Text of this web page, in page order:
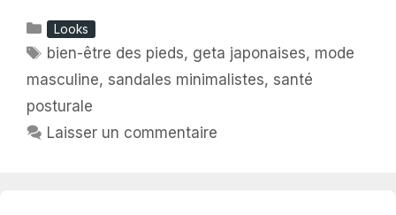
Catégories
Looks
Étiquettes
bien-être des pieds, geta japonaises, mode
masculine, sandales minimalistes, santé
posturale
Laisser un commentaire